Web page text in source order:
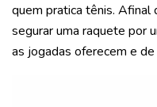
quem pratica tênis. Afinal
segurar uma raquete por
as jogadas oferecem e